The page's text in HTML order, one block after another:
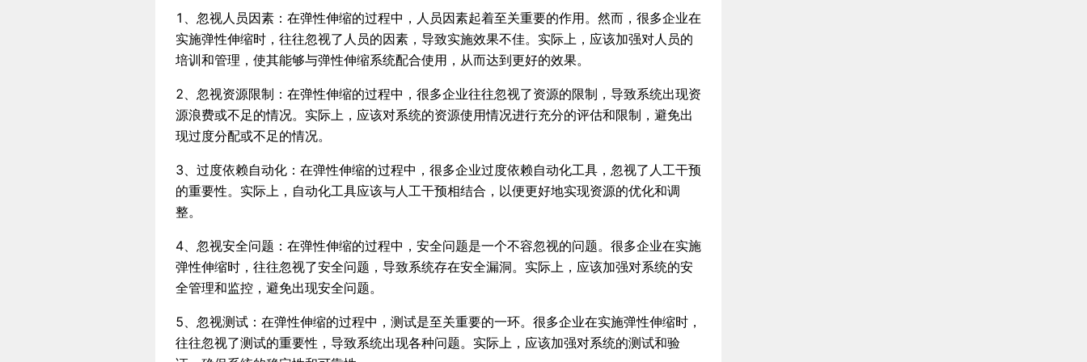
1、忽视人员因素：在弹性伸缩的过程中，人员因素起着至关重要的作用。然而，很多企业在
实施弹性伸缩时，往往忽视了人员的因素，导致实施效果不佳。实际上，应该加强对人员的
培训和管理，使其能够与弹性伸缩系统配合使用，从而达到更好的效果。
2、忽视资源限制：在弹性伸缩的过程中，很多企业往往忽视了资源的限制，导致系统出现资
源浪费或不足的情况。实际上，应该对系统的资源使用情况进行充分的评估和限制，避免出
现过度分配或不足的情况。
3、过度依赖自动化：在弹性伸缩的过程中，很多企业过度依赖自动化工具，忽视了人工干预
的重要性。实际上，自动化工具应该与人工干预相结合，以便更好地实现资源的优化和调
整。
4、忽视安全问题：在弹性伸缩的过程中，安全问题是一个不容忽视的问题。很多企业在实施
弹性伸缩时，往往忽视了安全问题，导致系统存在安全漏洞。实际上，应该加强对系统的安
全管理和监控，避免出现安全问题。
5、忽视测试：在弹性伸缩的过程中，测试是至关重要的一环。很多企业在实施弹性伸缩时，
往往忽视了测试的重要性，导致系统出现各种问题。实际上，应该加强对系统的测试和验